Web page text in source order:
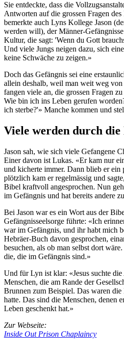
Sie entdeckte, dass die
Antworten auf die grossen Fragen
bemerkte auch Lyns Kollege Jason
werden will), der Männer-
Kultur, die sagt: 'Wenn du Gott
Und viele Jungs neigen dazu, sich
keine Schwäche zu zeigen.»
Doch das Gefängnis sei eine
allein deshalb, weil man weit weg
fangen viele an, die grossen Fragen
Wie bin ich ins Leben gerufen
ich sterbe?'» Manche kommen und
Viele werden durch
Jason sah, wie sich viele Gefangene
Einer davon ist Lukas. «Er kam nur
und kicherte immer. Dann blieb er ein
plötzlich kam er regelmässig und
Bibel kraftvoll angesprochen. Nun
im Gefängnis und hat bereits andere
Bei Jason war es ein Wort aus der
Gefängnisseelsorge führte: «Ich
war im Gefängnis, und ihr habt mich
Hebräer-Buch davon gesprochen,
besuchen, als ob man selbst dort
die, die im Gefängnis sind.»
Und für Lyn ist klar: «Jesus suchte
Menschen, die am Rande der
Brunnen zum Beispiel. Das waren
hatte. Das sind die Menschen, denen
Leben geschenkt hat.»
Zur Webseite:
Inside Out Prison Chaplaincy